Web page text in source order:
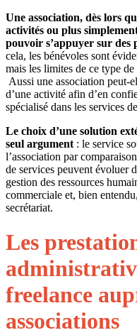
Une association, dès lors
activités ou plus
pouvoir s’appuyer sur des
cela, les bénévoles sont
mais les limites de ce type
Aussi une association peut-
d’une activité afin d’en
spécialisé dans les services
Le choix d’une solution
seul argument : le service
l’association par
de services peuvent évoluer
gestion des ressources
commerciale et, bien
secrétariat.
Les
freelance
associations